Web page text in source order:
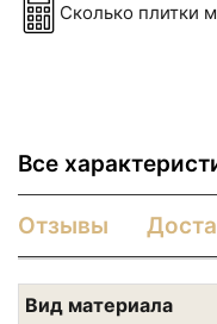
Сколько плитки
Все
Отзывы
Вид материала